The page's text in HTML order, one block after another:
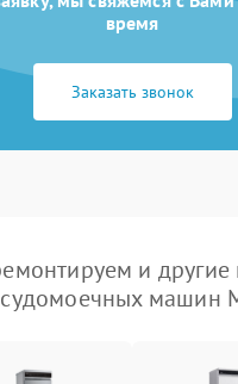
время
Заказать звонок
и другие
машин